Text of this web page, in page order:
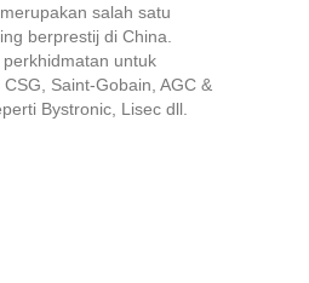
salah satu
berprestij di China.
untuk
Saint-Gobain, AGC &
Bystronic, Lisec dll.